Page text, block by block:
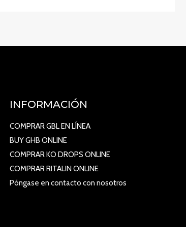
INFORMACIÓN
COMPRAR GBL EN LÍNEA
BUY GHB ONLINE
COMPRAR KO DROPS ONLINE
COMPRAR RITALIN ONLINE
Póngase en contacto con nosotros